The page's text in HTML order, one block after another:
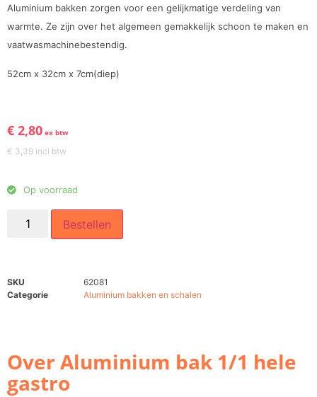
Aluminium bakken zorgen voor een gelijkmatige verdeling van
warmte. Ze zijn over het algemeen gemakkelijk schoon te maken en
vaatwasmachinebestendig.
52cm x 32cm x 7cm(diep)
€ 2,80 ex btw
€ 3,39 incl btw
Op voorraad
Bestellen
SKU
62081
Categorie
Aluminium bakken en schalen
Over Aluminium bak 1/1 hele
gastro